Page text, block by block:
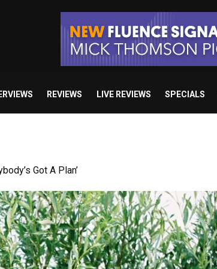
REVIEWS LIVE REVIEWS SPECIALS
Right Before We Die”